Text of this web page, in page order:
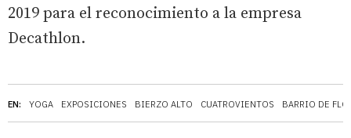
EN: YOGA EXPOSICIONES BIERZO ALTO CUATROVIENTOS BARRIO DE
2019 para el reconocimiento a la empresa
Decathlon.